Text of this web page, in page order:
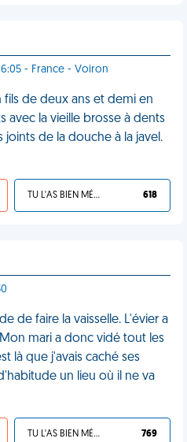
- France - Voiron
fils de deux ans et demi en
avec la vieille brosse à dents
de la douche à la javel.
TU L'AS BIEN MÉRITÉ 618
de faire la vaisselle. L'évier a
mari a donc vidé tout les
là que j'avais caché ses
un lieu où il ne va
TU L'AS BIEN MÉRITÉ 769